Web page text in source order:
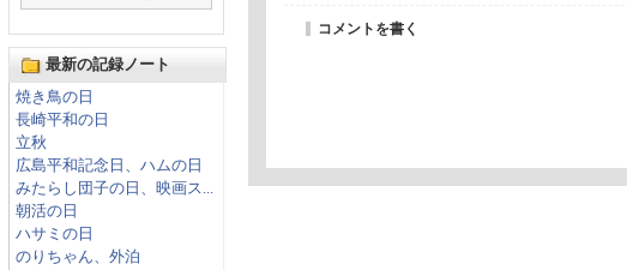
最新の記録ノート
焼き鳥の日
長崎平和の日
立秋
広島平和記念日、ハムの日
みたらし団子の日、映画ス...
朝活の日
ハサミの日
のりちゃん、外泊
コメントを書く